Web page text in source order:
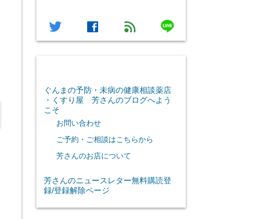
twitter facebook feed line
ぐんまの予防・未病の健康相談薬店
・くすり屋 芳さんのブログへよう
こそ
お問い合わせ
ご予約・ご相談はこちらから
芳さんのお店について
芳さんのニュースレター無料購読登
録/登録解除ページ